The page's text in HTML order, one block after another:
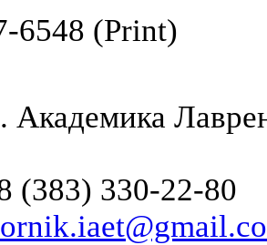
6548 (Print)
Академика
(383) 330-22-80